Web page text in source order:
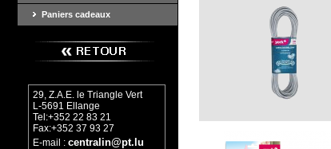
Paniers cadeaux
29, Z.A.E. le Triangle Vert
L-5691 Ellange
Tel:+352 22 83 21
Fax:+352 37 93 27
E-mail : centralin@pt.lu